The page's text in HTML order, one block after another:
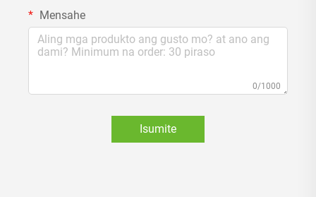
Mensahe
0/1000
Isumite